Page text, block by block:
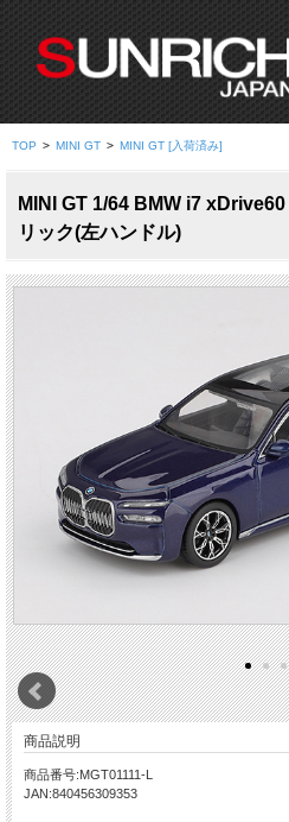
R
I
H
J
P
A
N
TOP > MINI GT > MINI GT [入荷済み]
MINI GT 1/64 BMW i7
リック(左ハンドル)
商品説明
商品番号:MGT01111-L
JAN:840456309353